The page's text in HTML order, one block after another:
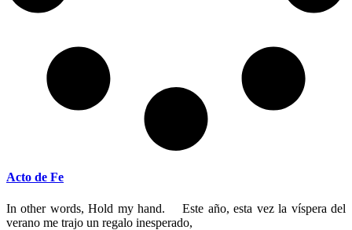
Acto de Fe
In other words, Hold my hand. Este año, esta vez la víspera del
verano me trajo un regalo inesperado,